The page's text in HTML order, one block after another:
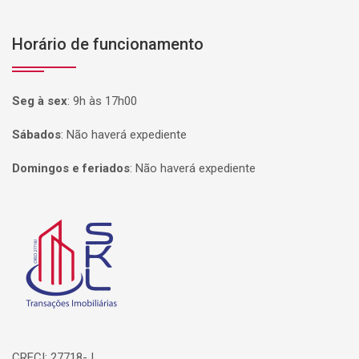
Horário de funcionamento
Seg à sex: 9h às 17h00
Sábados: Não haverá expediente
Domingos e feriados: Não haverá expediente
Página inicial